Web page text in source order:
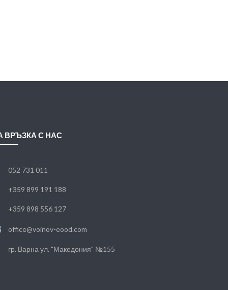
ВРЪЗКА С НАС
052 731 011
+359 899 191 188
+359 898 556 127
office@voinov-eood.com
гр. Варна ул. "Македония" №155